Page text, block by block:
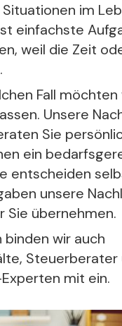
im
einfachste
weil die Zeit
Fall möchten
Unsere
Sie
ein
entscheiden
unsere
Sie übernehmen.
binden wir auch
Steuerberater
mit ein.